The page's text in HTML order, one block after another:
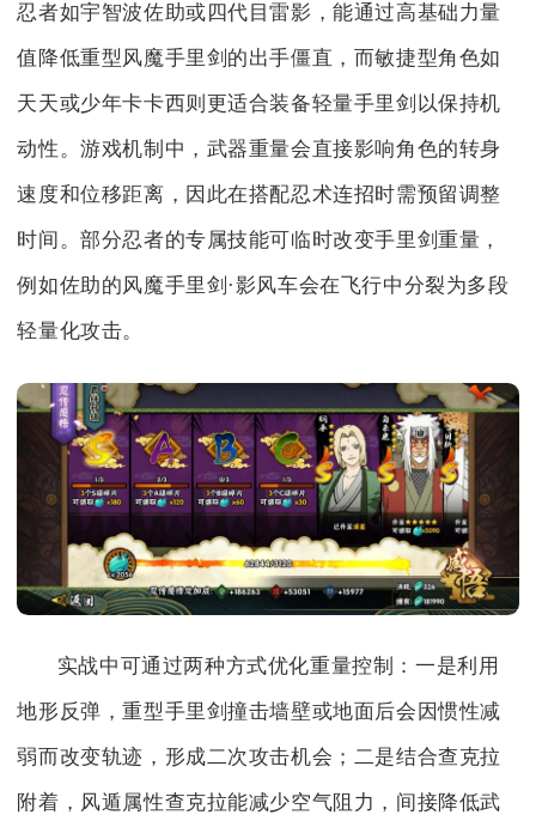
忍者如宇智波佐助或四代目雷影，能通过高基础力量
值降低重型风魔手里剑的出手僵直，而敏捷型角色如
天天或少年卡卡西则更适合装备轻量手里剑以保持机
动性。游戏机制中，武器重量会直接影响角色的转身
速度和位移距离，因此在搭配忍术连招时需预留调整
时间。部分忍者的专属技能可临时改变手里剑重量，
例如佐助的风魔手里剑·影风车会在飞行中分裂为多段
轻量化攻击。
实战中可通过两种方式优化重量控制：一是利用
地形反弹，重型手里剑撞击墙壁或地面后会因惯性减
弱而改变轨迹，形成二次攻击机会；二是结合查克拉
附着，风遁属性查克拉能减少空气阻力，间接降低武